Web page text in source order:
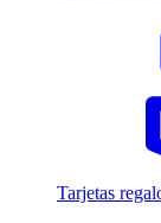
Tarjetas